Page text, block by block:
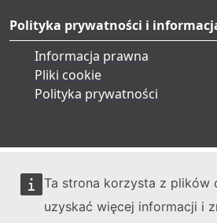
Ta strona korzysta z plików
uzyskać więcej informacji i
Polityka prywatności i
Informacja prawna
Pliki cookie
Polityka prywatności